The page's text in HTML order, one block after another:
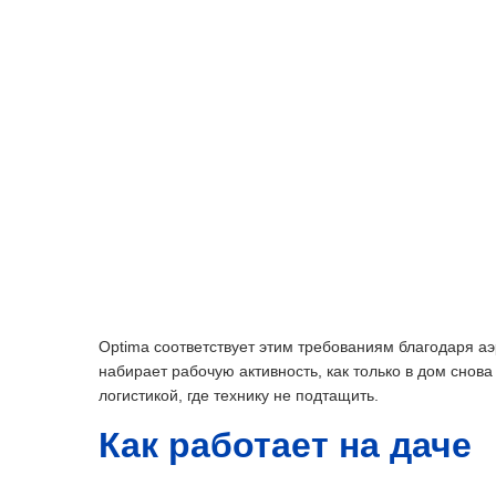
Optima соответствует этим требованиям благодаря
набирает рабочую активность, как только в дом
логистикой, где технику не подтащить.
Как работает на даче